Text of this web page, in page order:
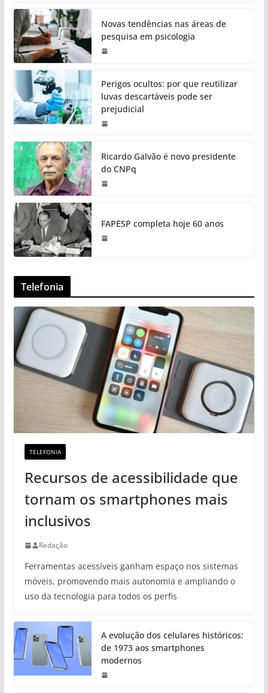
Novas tendências nas áreas de
pesquisa em psicologia
Perigos ocultos: por que reutilizar
luvas descartáveis pode ser
prejudicial
Ricardo Galvão é novo presidente
do CNPq
FAPESP completa hoje 60 anos
Telefonia
TELEFONIA
Recursos de acessibilidade que
tornam os smartphones mais
inclusivos
Redação
Ferramentas acessíveis ganham espaço nos sistemas
móveis, promovendo mais autonomia e ampliando o
uso da tecnologia para todos os perfis
A evolução dos celulares históricos:
de 1973 aos smartphones
modernos